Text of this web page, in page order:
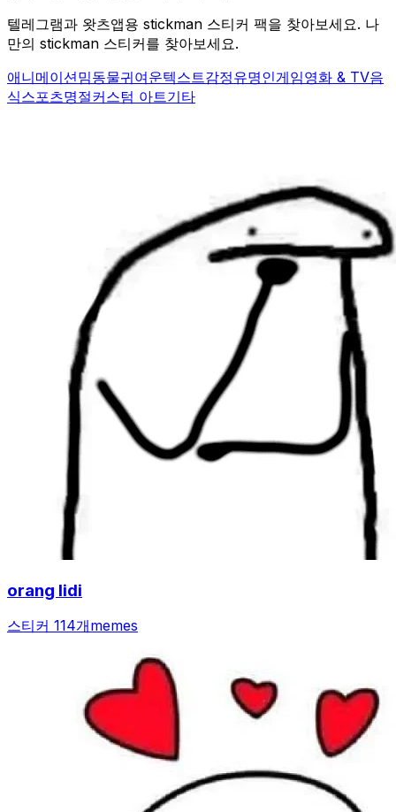
텔레그램과 왓츠앱용 stickman 스티커 팩을 찾아보세요. 나
만의 stickman 스티커를 찾아보세요.
애니메이션밈동물귀여운텍스트감정유명인게임영화 & TV음
식스포츠명절커스텀 아트기타
orang lidi
스티커 114개memes